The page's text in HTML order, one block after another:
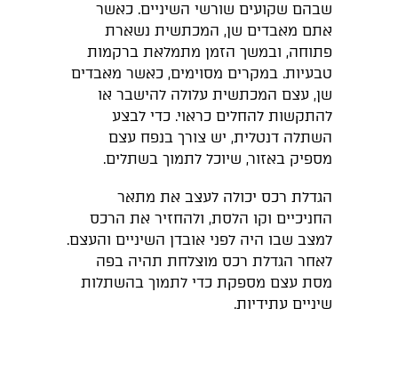
שבהם שקועים שורשי השיניים. כאשר
אתם מאבדים שן, המכתשית נשארת
פתוחה, ובמשך הזמן מתמלאת ברקמות
טבעיות. במקרים מסוימים, כאשר מאבדים
שן, עצם המכתשית עלולה להישבר או
להתקשות להחלים כראוי. כדי לבצע
השתלה דנטלית, יש צורך בנפח עצם
מספיק באזור, שיוכל לתמוך בשתלים.
הגדלת רכס יכולה לעצב את מתאר
החניכיים וקו הלסת, ולהחזיר את הרכס
למצב שבו היה לפני אובדן השיניים והעצם.
לאחר הגדלת רכס מוצלחת תהיה בפה
מסת עצם מספקת כדי לתמוך בהשתלות
שיניים עתידיות.